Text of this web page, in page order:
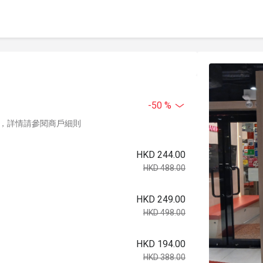
-50 %
詳情請參閱商戶細則
HKD 244.00
HKD 488.00
HKD 249.00
HKD 498.00
HKD 194.00
HKD 388.00